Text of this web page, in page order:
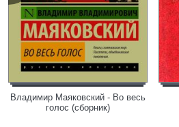
Владимир Маяковский - Во весь
голос (сборник)